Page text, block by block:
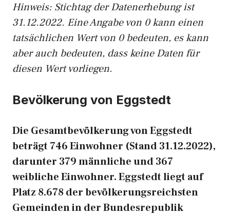
Hinweis: Stichtag der Datenerhebung ist
31.12.2022. Eine Angabe von 0 kann einen
tatsächlichen Wert von 0 bedeuten, es kann
aber auch bedeuten, dass keine Daten für
diesen Wert vorliegen.
Bevölkerung von Eggstedt
Die Gesamtbevölkerung von Eggstedt
beträgt 746 Einwohner (Stand 31.12.2022),
darunter 379 männliche und 367
weibliche Einwohner. Eggstedt liegt auf
Platz 8.678 der bevölkerungsreichsten
Gemeinden in der Bundesrepublik